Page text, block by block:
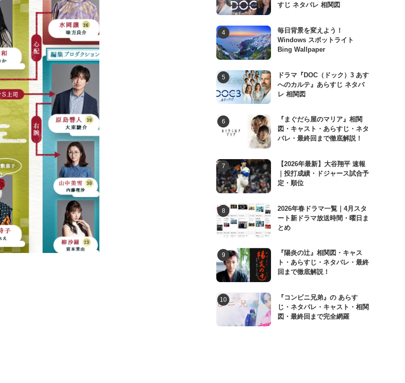
すじ ネタバレ 相関図
毎日背景を変えよう！
Windows スポットライト
Bing Wallpaper
ドラマ『DOC（ドック）3 あす
へのカルテ』あらすじ ネタバ
レ 相関図
『まぐだら屋のマリア』相関
図・キャスト・あらすじ・ネタ
バレ・最終回まで徹底解説！
【2026年最新】大谷翔平 速報
｜投打成績・ドジャース試合予
定・順位
2026年春ドラマ一覧｜4月スタ
ート新ドラマ放送時間・曜日ま
とめ
『陽炎の辻』相関図・キャス
ト・あらすじ・ネタバレ・最終
回まで徹底解説！
『コンビニ兄弟』の あらす
じ・ネタバレ・キャスト・相関
図・最終回まで完全網羅